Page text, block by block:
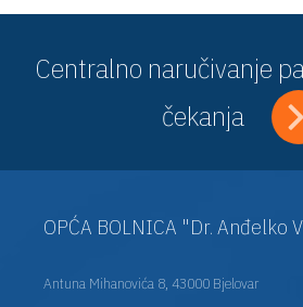
Centralno naručivanje
čekanja
OPĆA BOLNICA "Dr. Anđelko
Antuna Mihanovića 8, 43000 Bjelovar